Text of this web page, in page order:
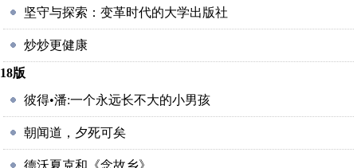
坚守与探索：变革时代的大学出版社
炒炒更健康
18版
彼得•潘:一个永远长不大的小男孩
朝闻道，夕死可矣
德沃夏克和《念故乡》